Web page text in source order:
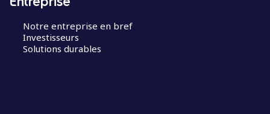
Notre entreprise en bref
Investisseurs
Solutions durables